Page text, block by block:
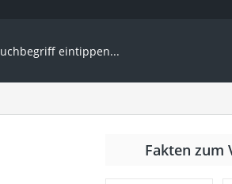
Fakten zum